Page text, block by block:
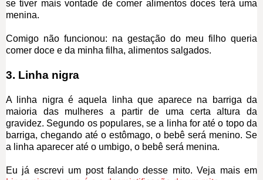
se tiver mais vontade de comer alimentos doces terá uma
menina.
Comigo não funcionou: na gestação do meu filho queria
comer doce e da minha filha, alimentos salgados.
3. Linha nigra
A linha nigra é aquela linha que aparece na barriga da
maioria das mulheres a partir de uma certa altura da
gravidez. Segundo os populares, se a linha for até o topo da
barriga, chegando até o estômago, o bebê será menino. Se
a linha aparecer até o umbigo, o bebê será menina.
Eu já escrevi um post falando desse mito. Veja mais em